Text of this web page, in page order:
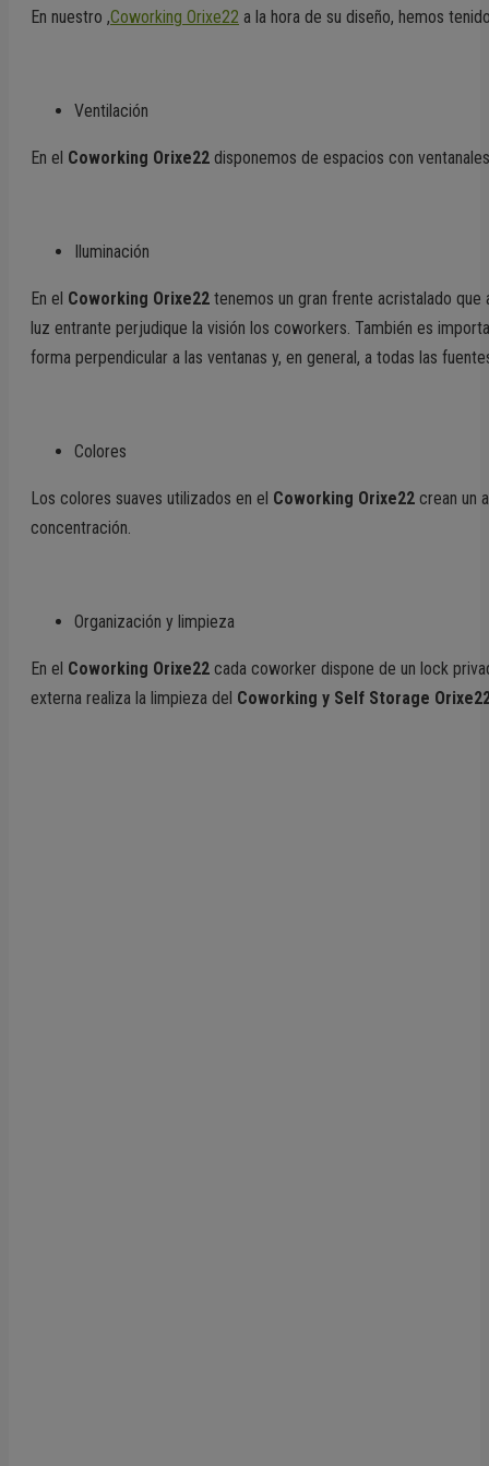
En nuestro ,Coworking Orixe22 a la hora de su diseño, hemos
Ventilación
En el Coworking Orixe22 disponemos de espacios con
Iluminación
En el Coworking Orixe22 tenemos un gran frente acristalado que
luz entrante perjudique la visión los coworkers. También es
forma perpendicular a las ventanas y, en general, a todas las
Colores
Los colores suaves utilizados en el Coworking Orixe22 crean un
concentración.
Organización y limpieza
En el Coworking Orixe22 cada coworker dispone de un lock
externa realiza la limpieza del Coworking y Self Storage